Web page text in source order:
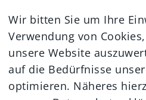
Wir bitten Sie um Ihre
Verwendung von
unsere Website
auf die Bedürfnisse
optimieren. Näheres